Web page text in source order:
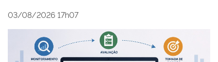
03/08/2026 17h07